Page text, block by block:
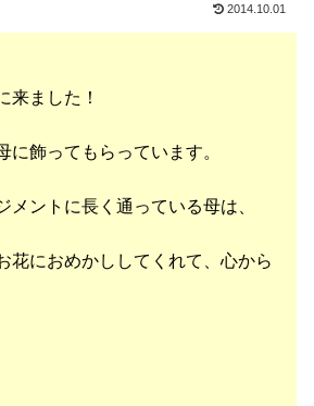
2014.10.01
来ました！
に飾ってもらっています。
メントに長く通っている母は、
花におめかししてくれて、心から